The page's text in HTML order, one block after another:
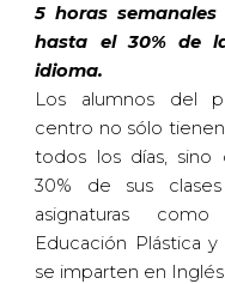
5 horas
hasta el 30% de
idioma.
Los alumnos del
centro no sólo
todos los días, sino
30% de sus
asignaturas
Educación Plástica
se imparten en Inglés.